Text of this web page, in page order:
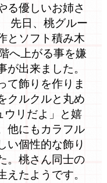
る優しいお姉さ
先日、桃グルー
とソフト積み木
へ上がる事を嫌
が出来ました。
て飾りを作りま
クルクルと丸め
ウリだよ」と嬉
他にもカラフル
い個性的な飾り
。桃さん同士の
えたようです。